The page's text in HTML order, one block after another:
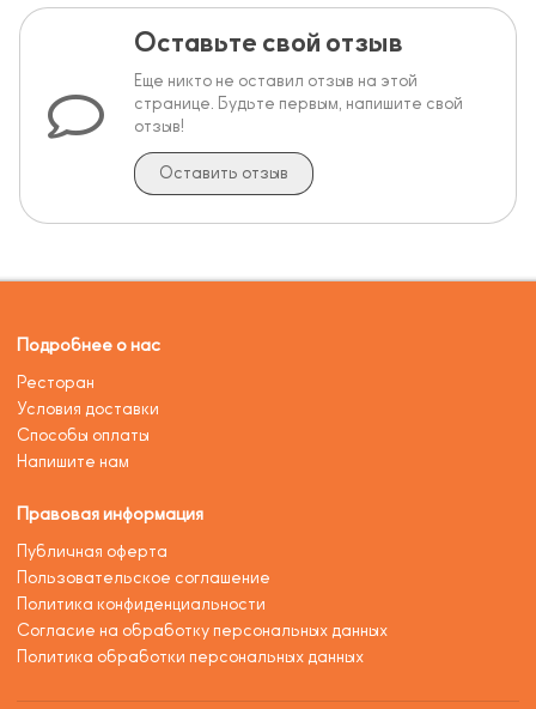
Оставьте свой отзыв
Еще никто не оставил отзыв на этой
странице. Будьте первым, напишите свой
отзыв!
Оставить отзыв
Подробнее о нас
Ресторан
Условия доставки
Способы оплаты
Напишите нам
Правовая информация
Публичная оферта
Пользовательское соглашение
Политика конфиденциальности
Согласие на обработку персональных данных
Политика обработки персональных данных